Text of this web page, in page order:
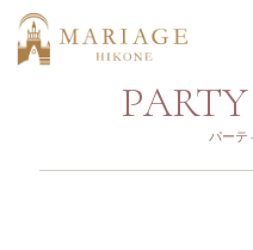
パーテ